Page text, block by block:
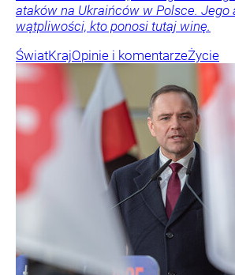
ataków na Ukraińców w Polsce. Jego
wątpliwości, kto ponosi tutaj winę.
ŚwiatKrajOpinie i komentarzeŻycie